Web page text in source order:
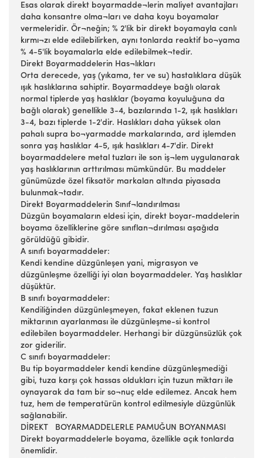
Esas olarak direkt boyarmadde¬lerin maliyet avantajları
daha konsantre olma¬ları ve daha koyu boyamalar
vermeleridir. Ör¬neğin; % 2'lik bir direkt boyamayla canlı
kırmı¬zı elde edilebilirken, aynı tonlarda reaktif bo¬yama
% 4-5'lik boyamalarla elde edilebilmek¬tedir.
Direkt Boyarmaddelerin Has¬lıkları
Orta derecede, yaş (yıkama, ter ve su) hastalıklara düşük
ışık haslıklarına sahiptir. Boyarmaddeye bağlı olarak
normal tiplerde yaş haslıklar (boyama koyuluğuna da
bağlı olarak) genellikle 3-4, bazılarında 1-2, ışık haslıkları
3-4, bazı tiplerde 1-2'dir. Haslıkları daha yüksek olan
pahalı supra bo¬yarmadde markalarında, ard işlemden
sonra yaş haslıklar 4-5, ışık haslıkları 4-7'dir. Direkt
boyarmaddelere metal tuzları ile son iş¬lem uygulanarak
yaş haslıklarının arttırılması mümkündür. Bu maddeler
günümüzde özel fiksatör markalan altında piyasada
bulunmak¬tadır.
Direkt Boyarmaddelerin Sınıf¬landırılması
Düzgün boyamaların eldesi için, direkt boyar-maddelerin
boyama özelliklerine göre sınıflan¬dırılması aşağıda
görüldüğü gibidir.
A sınıfı boyarmaddeler:
Kendi kendine düzgünleşen yani, migrasyon ve
düzgünleşme özelliği iyi olan boyarmaddeler. Yaş haslıklar
düşüktür.
B sınıfı boyarmaddeler:
Kendiliğinden düzgünleşmeyen, fakat eklenen tuzun
miktarının ayarlanması ile düzgünleşme-si kontrol
edilebilen boyarmaddeler. Herhangi bir düzgünsüzlük çok
zor giderilir.
C sınıfı boyarmaddeler:
Bu tip boyarmaddeler kendi kendine düzgünleşmediği
gibi, tuza karşı çok hassas oldukları için tuzun miktarı ile
oynayarak da tam bir so¬nuç elde edilemez. Ancak hem
tuz, hem de temperatürün kontrol edilmesiyle düzgünlük
sağlanabilir.
DİREKT BOYARMADDELERLE PAMUĞUN BOYANMASI
Direkt boyarmaddelerle boyama, özellikle açık tonlarda
önemlidir.